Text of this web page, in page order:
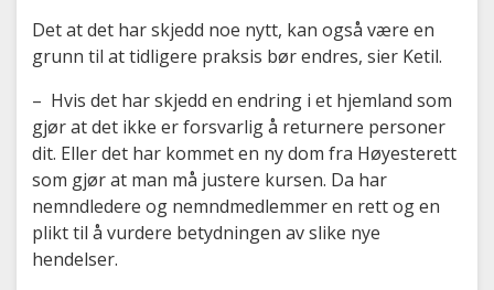
Det at det har skjedd noe nytt, kan også være en
grunn til at tidligere praksis bør endres, sier Ketil.
– Hvis det har skjedd en endring i et hjemland som
gjør at det ikke er forsvarlig å returnere personer
dit. Eller det har kommet en ny dom fra Høyesterett
som gjør at man må justere kursen. Da har
nemndledere og nemndmedlemmer en rett og en
plikt til å vurdere betydningen av slike nye
hendelser.